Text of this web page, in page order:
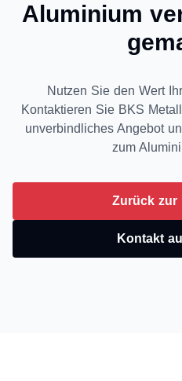
Aluminium
Nutzen Sie den Wert
Kontaktieren Sie BKS
unverbindliches Angebot
zum
Zurück zur
Kontakt